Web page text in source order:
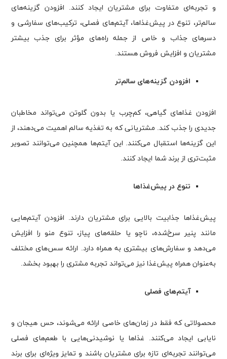
و تجربه‌ای متفاوت برای مشتریان ایجاد کنند. افزودن گزینه‌های
سالم‌تر، تنوع در پیش‌غذاها، آیتم‌های فصلی، ترکیب‌های سفارشی و
دسرهای جذاب و خاص از جمله راه‌های مؤثر برای جذب بیشتر
مشتریان و افزایش فروش هستند.
افزودن گزینه‌های سالم‌تر
افزودن غذاهای گیاهی، کم‌چرب یا بدون گلوتن می‌تواند مخاطبان
جدیدی را جذب کند. مشتریانی که به تغذیه سالم اهمیت می‌دهند، از
این گزینه‌ها استقبال می‌کنند. این آیتم‌ها همچنین می‌توانند تصویر
مثبت‌تری از برند شما ایجاد کنند.
تنوع در پیش‌غذاها
پیش‌غذاها جذابیت بالایی برای مشتریان دارند. افزودن آیتم‌هایی
مانند پنیر سرخ‌شده، ناچو یا حلقه‌های پیاز، تنوع منو را افزایش
می‌دهد و سفارش‌های بیشتری به همراه دارد. ارائه سس‌های مختلف
به‌عنوان همراه پیش‌غذا نیز می‌تواند تجربه مشتری را بهبود بخشد.
آیتم‌های فصلی
محصولاتی که فقط در زمان‌های خاصی ارائه می‌شوند، حس هیجان و
نایابی ایجاد می‌کنند. غذاها یا نوشیدنی‌هایی با طعم‌های فصلی
می‌توانند تجربه‌ای تازه برای مشتریان باشند و تمایز ویژه‌ای برای برند